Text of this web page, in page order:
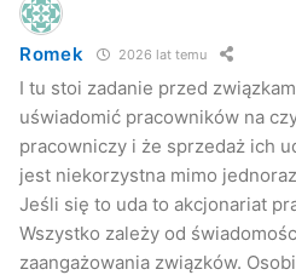
Romek 2026 lat temu
I tu stoi zadanie przed
uświadomić pracowników na
pracowniczy i że sprzedaż ich
jest niekorzystna mimo
Jeśli się to uda to akcjonariat
Wszystko zależy od
zaangażowania związków.